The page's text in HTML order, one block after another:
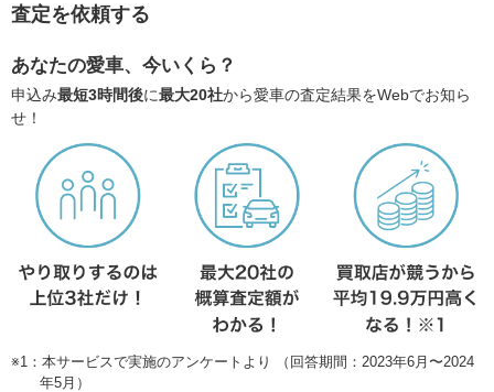
査定を依頼する
あなたの愛車、今いくら？
申込み最短3時間後に最大20社から愛車の査定結果をWebでお知ら
せ！
※1：本サービスで実施のアンケートより （回答期間：2023年6月〜2024
年5月）